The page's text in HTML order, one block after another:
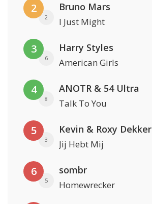
2
2
Bruno Mars
I Just Might
3
6
Harry Styles
American Girls
4
8
ANOTR & 54 Ultra
Talk To You
5
3
Kevin & Roxy Dekker
Jij Hebt Mij
6
5
sombr
Homewrecker